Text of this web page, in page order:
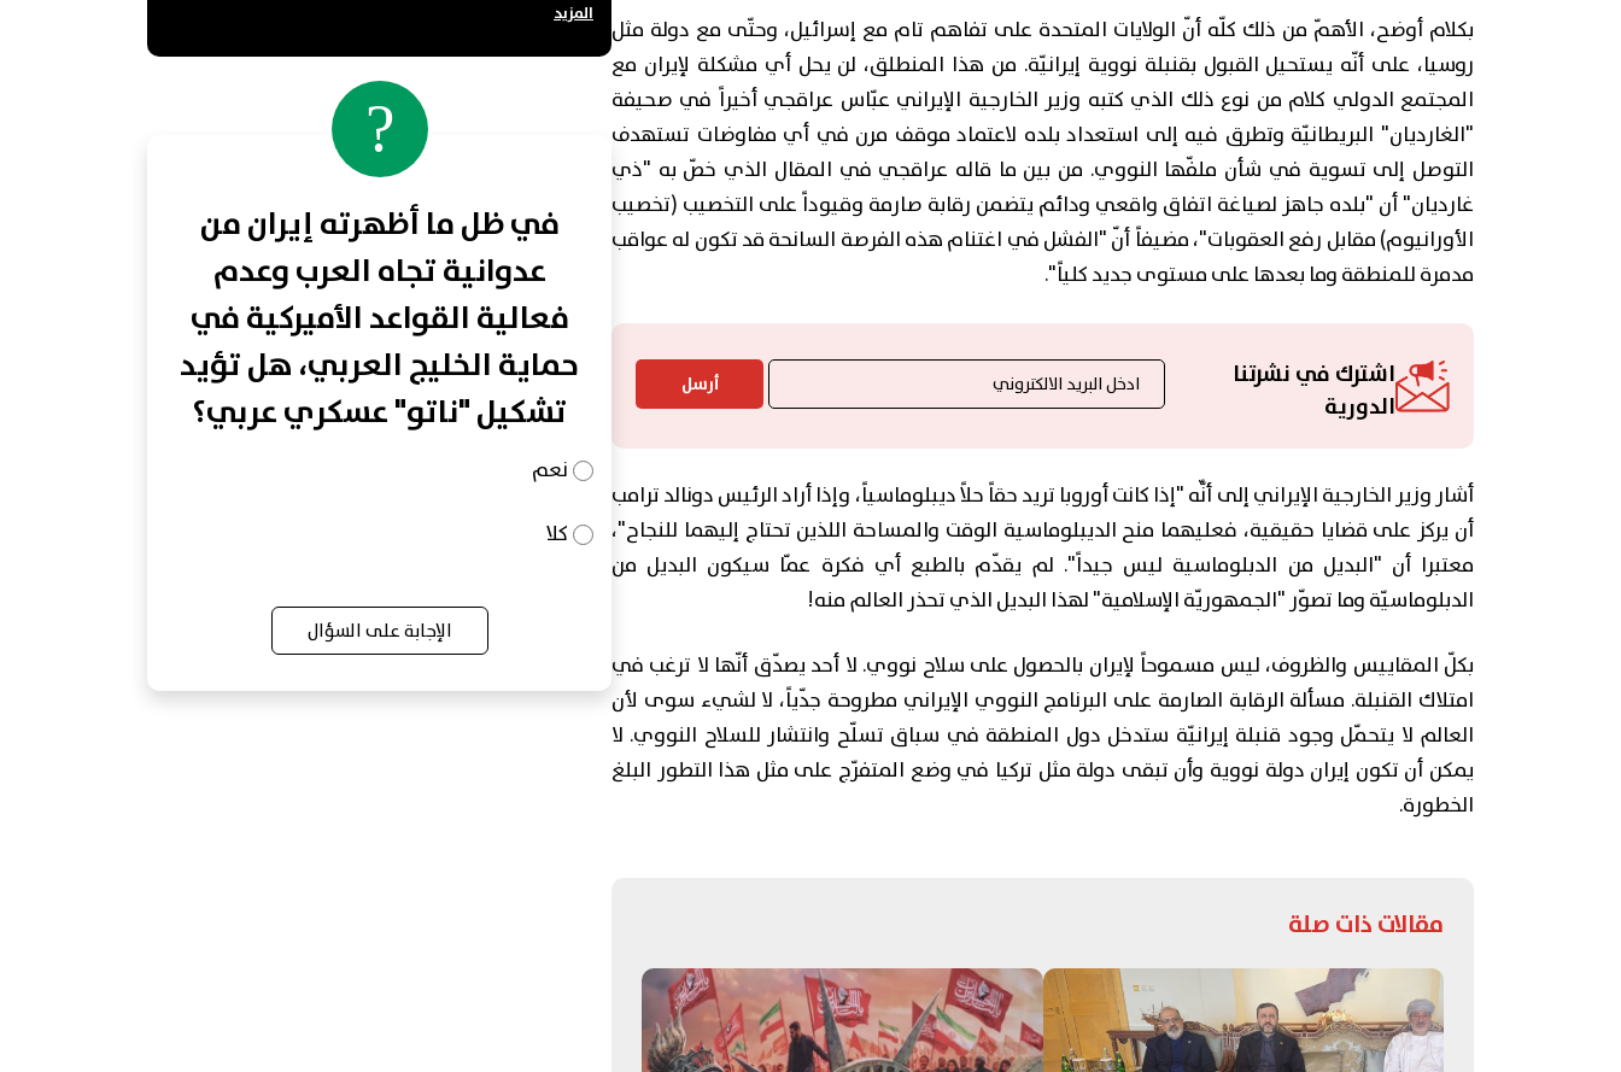
بكلام أوضح، الأهمّ من ذلك كلّه أنّ الولايات المتحدة على تفاهم تام مع إسرائيل، وحتّى مع دولة مثل
روسيا، على أنّه يستحيل القبول بقنبلة نووية إيرانيّة. من هذا المنطلق، لن يحل أي مشكلة لإيران مع
المجتمع الدولي كلام من نوع ذلك الذي كتبه وزير الخارجية الإيراني عبّاس عراقجي أخيراً في صحيفة
"الغارديان" البريطانيّة وتطرق فيه إلى استعداد بلده لاعتماد موقف مرن في أي مفاوضات تستهدف
التوصل إلى تسوية في شأن ملفّها النووي. من بين ما قاله عراقجي في المقال الذي خصّ به "ذي
غارديان" أن "بلده جاهز لصياغة اتفاق واقعي ودائم يتضمن رقابة صارمة وقيوداً على التخصيب (تخصيب
الأورانيوم) مقابل رفع العقوبات"، مضيفاً أنّ "الفشل في اغتنام هذه الفرصة السانحة قد تكون له عواقب
مدمرة للمنطقة وما بعدها على مستوى جديد كلياً".
اشترك في نشرتنا
الدورية
أرسل
أشار وزير الخارجية الإيراني إلى أنّّه "إذا كانت أوروبا تريد حقاً حلاً ديبلوماسياً، وإذا أراد الرئيس دونالد ترامب
أن يركز على قضايا حقيقية، فعليهما منح الديبلوماسية الوقت والمساحة اللذين تحتاج إليهما للنجاح"،
معتبرا أن "البديل من الدبلوماسية ليس جيداً". لم يقدّم بالطبع أي فكرة عمّا سيكون البديل من
الدبلوماسيّة وما تصوّر "الجمهوريّة الإسلامية" لهذا البديل الذي تحذر العالم منه!
بكلّ المقاييس والظروف، ليس مسموحاً لإيران بالحصول على سلاح نووي. لا أحد يصدّق أنّها لا ترغب في
امتلاك القنبلة. مسألة الرقابة الصارمة على البرنامج النووي الإيراني مطروحة جدّياً، لا لشيء سوى لأن
العالم لا يتحمّل وجود قنبلة إيرانيّة ستدخل دول المنطقة في سباق تسلّح وانتشار للسلاح النووي. لا
يمكن أن تكون إيران دولة نووية وأن تبقى دولة مثل تركيا في وضع المتفرّج على مثل هذا التطور البلغ
الخطورة.
مقالات ذات صلة
المزيد
?
في ظل ما أظهرته إيران من
عدوانية تجاه العرب وعدم
فعالية القواعد الأميركية في
حماية الخليج العربي، هل تؤيد
تشكيل "ناتو" عسكري عربي؟
نعم
كلا
الإجابة على السؤال